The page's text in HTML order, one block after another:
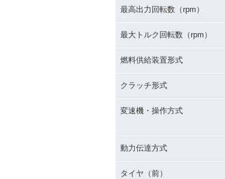
最高出力回転数（rpm）
最大トルク回転数（rpm）
燃料供給装置形式
クラッチ形式
変速機・操作方式
動力伝達方式
タイヤ（前）